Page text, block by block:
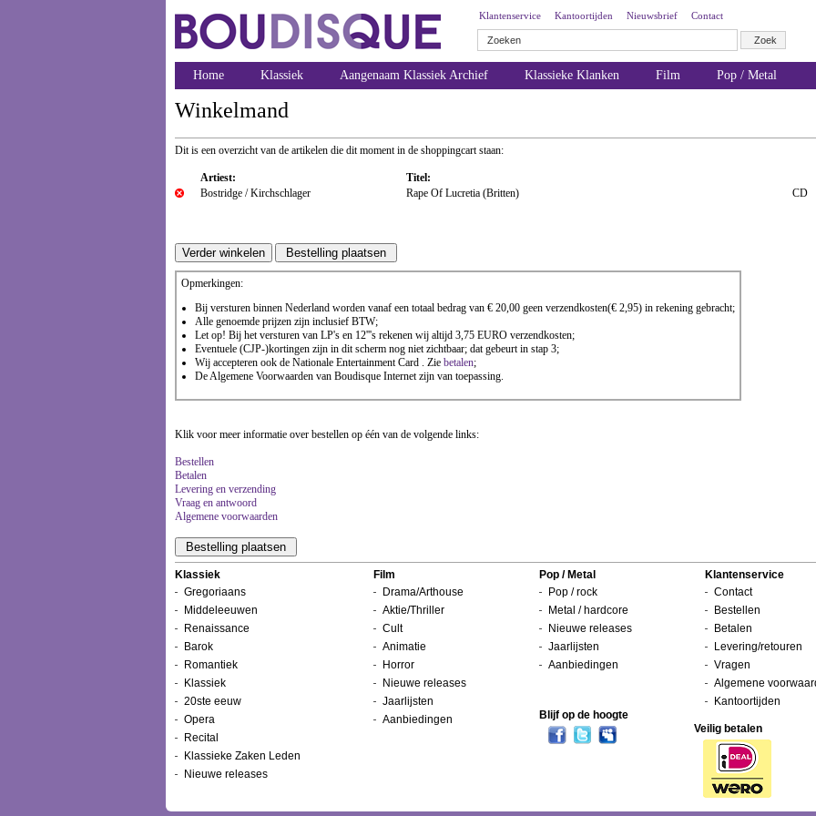
Klantenservice Kantoortijden Nieuwsbrief Contact
Home Klassiek Aangenaam Klassiek Archief Klassieke Klanken Film Pop / Metal
Winkelmand
Dit is een overzicht van de artikelen die dit moment in de shoppingcart staan:
Artiest:
Titel:
Bostridge / Kirchschlager
Rape Of Lucretia (Britten) CD
Opmerkingen:
Bij versturen binnen Nederland worden vanaf een totaal bedrag van € 20,00 geen verzendkosten(€ 2,95) in rekening gebracht;
Alle genoemde prijzen zijn inclusief BTW;
Let op! Bij het versturen van LP's en 12'''s rekenen wij altijd 3,75 EURO verzendkosten;
Eventuele (CJP-)kortingen zijn in dit scherm nog niet zichtbaar; dat gebeurt in stap 3;
Wij accepteren ook de Nationale Entertainment Card . Zie betalen;
De Algemene Voorwaarden van Boudisque Internet zijn van toepassing.
Klik voor meer informatie over bestellen op één van de volgende links:
Bestellen
Betalen
Levering en verzending
Vraag en antwoord
Algemene voorwaarden
Klassiek
Gregoriaans
Middeleeuwen
Renaissance
Barok
Romantiek
Klassiek
20ste eeuw
Opera
Recital
Klassieke Zaken Leden
Nieuwe releases
Film
Drama/Arthouse
Aktie/Thriller
Cult
Animatie
Horror
Nieuwe releases
Jaarlijsten
Aanbiedingen
Pop / Metal
Pop / rock
Metal / hardcore
Nieuwe releases
Jaarlijsten
Aanbiedingen
Klantenservice
Contact
Bestellen
Betalen
Levering/retouren
Vragen
Algemene
Kantoortijden
Blijf op de hoogte
Veilig betalen